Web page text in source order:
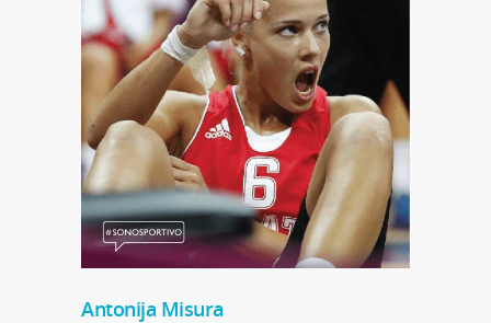
Antonija Misura